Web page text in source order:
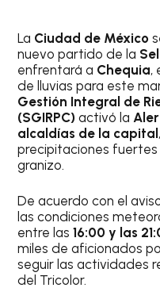
La Ciudad de México
nuevo partido de la
enfrentará a Chequia,
de lluvias para este
Gestión Integral de
(SGIRPC) activó la
alcaldías de la capital
precipitaciones
granizo.
De acuerdo con el
las condiciones
entre las16:00 y las
miles de aficionados
seguir las actividades
del Tricolor.